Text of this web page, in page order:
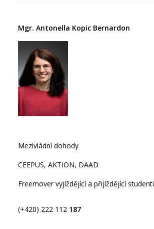
Mgr. Antonella Kopic Bernardon
Mezivládní dohody
CEEPUS, AKTION, DAAD
Freemover vyjíždějící a přijíždějící studenti
(+420) 222 112 187